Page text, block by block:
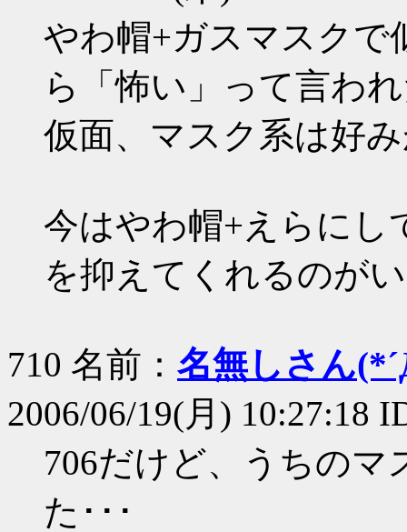
やわ帽+ガスマスクで
ら「怖い」って言わ
仮面、マスク系は好
今はやわ帽+えらにし
を抑えてくれるのが
710 名前： 名無しさん
2006/06/19(月) 10:27:18
706だけど、うちのマ
た･･･